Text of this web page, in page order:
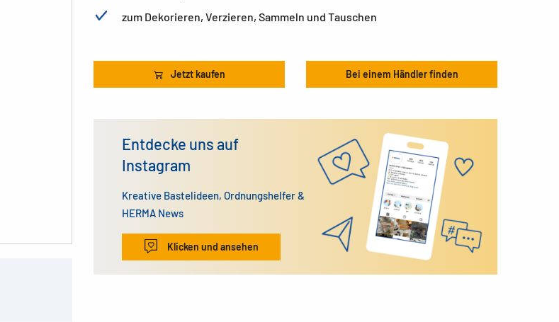
zum Dekorieren, Verzieren, Sammeln und Tauschen
Jetzt kaufen Bei einem Händler finden
Entdecke uns auf
Instagram
Kreative Bastelideen, Ordnungshelfer &
HERMA News
Klicken und ansehen